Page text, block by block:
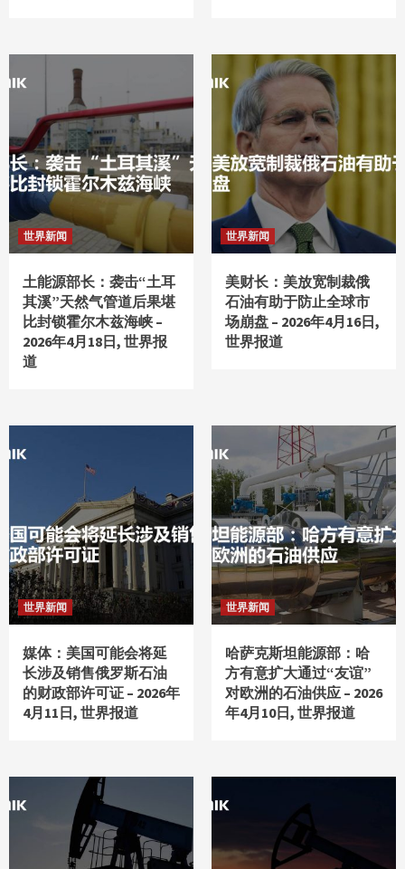
世界新闻
土能源部长：袭击“土耳
其溪”天然气管道后果堪
比封锁霍尔木兹海峡 –
2026年4月18日, 世界报
道
世界新闻
美财长：美放宽制裁俄
石油有助于防止全球市
场崩盘 – 2026年4月16日,
世界报道
世界新闻
媒体：美国可能会将延
长涉及销售俄罗斯石油
的财政部许可证 – 2026年
4月11日, 世界报道
世界新闻
哈萨克斯坦能源部：哈
方有意扩大通过“友谊”
对欧洲的石油供应 – 2026
年4月10日, 世界报道